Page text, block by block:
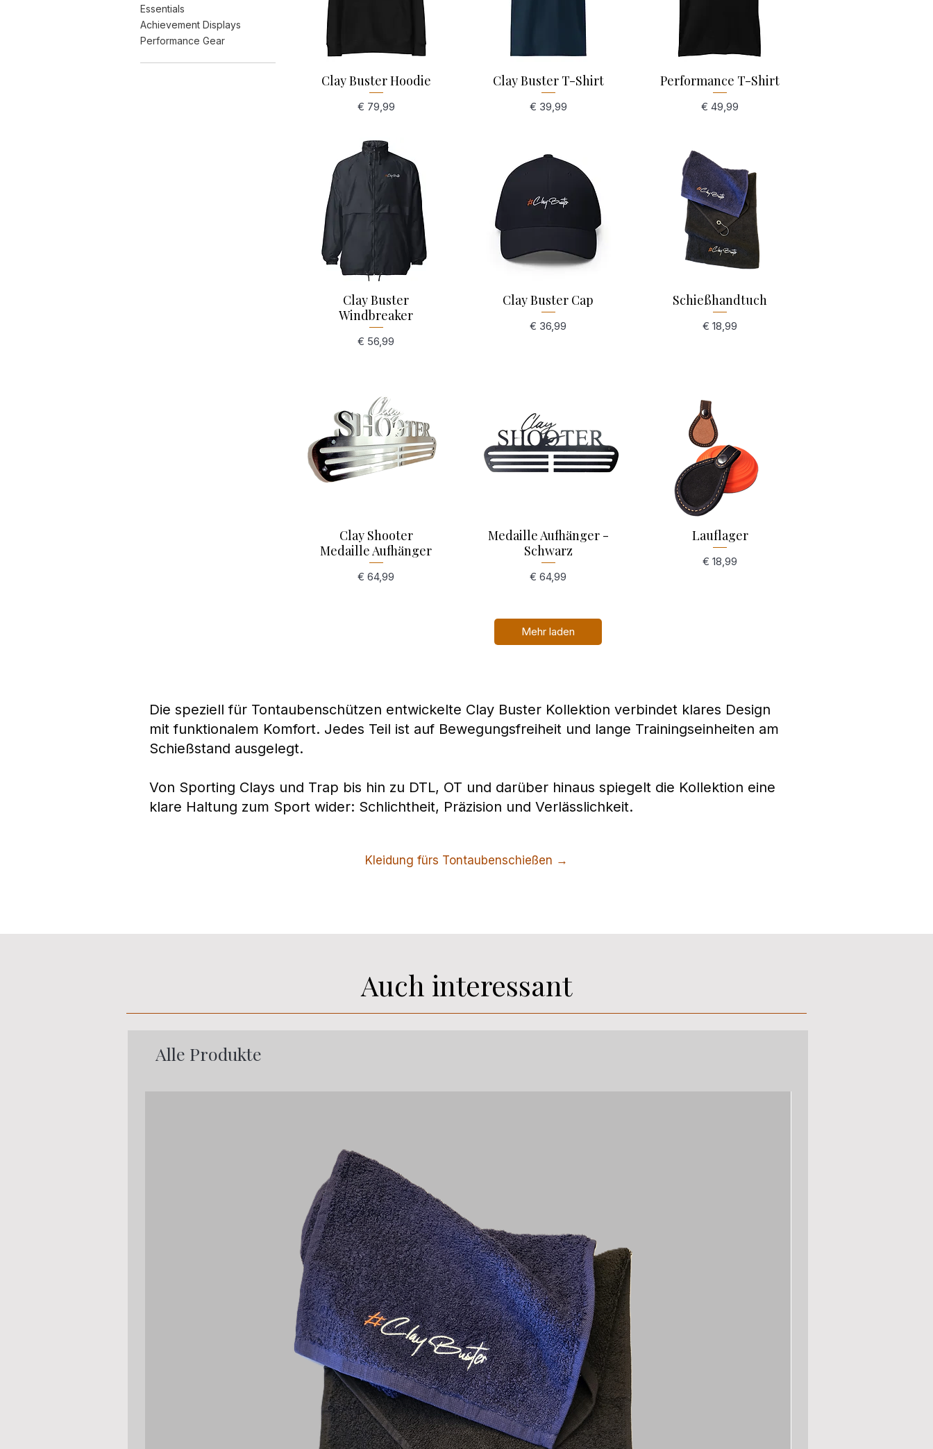
Essentials
Achievement Displays
Performance Gear
Schnellansicht
Clay Buster Hoodie
Preis
€ 79,99
Schnellansicht
Clay Buster T-Shirt
Preis
€ 39,99
Schnellansicht
Performance T-Shirt
Preis
€ 49,99
Schnellansicht
Clay Buster
Windbreaker
Preis
€ 56,99
Schnellansicht
Clay Buster Cap
Preis
€ 36,99
Schnellansicht
Schießhandtuch
Preis
€ 18,99
Schnellansicht
Clay Shooter
Medaille Aufhänger
Preis
€ 64,99
Schnellansicht
Medaille Aufhänger -
Schwarz
Preis
€ 64,99
Schnellansicht
Lauflager
Preis
€ 18,99
Mehr laden
Die speziell für Tontaubenschützen entwickelte Clay Buster Kollektion verbindet klares Design
mit funktionalem Komfort. Jedes Teil ist auf Bewegungsfreiheit und lange Trainingseinheiten am
Schießstand ausgelegt.
Von Sporting Clays und Trap bis hin zu DTL, OT und darüber hinaus spiegelt die Kollektion eine
klare Haltung zum Sport wider: Schlichtheit, Präzision und Verlässlichkeit.
Kleidung fürs Tontaubenschießen →
Auch interessant
Alle Produkte